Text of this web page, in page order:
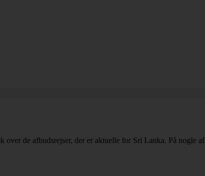
over de afbudsrejser, der er aktuelle for Sri Lanka. På nogle